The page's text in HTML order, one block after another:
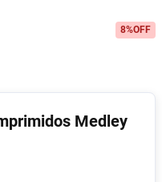
8%OFF
Medley